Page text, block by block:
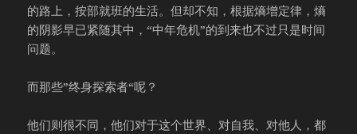
的路上，按部就班的生活。但却不知，根据熵增定律，熵
的阴影早已紧随其中，“中年危机”的到来也不过只是时间
问题。
而那些”终身探索者“呢？
他们则很不同，他们对于这个世界、对自我、对他人，都